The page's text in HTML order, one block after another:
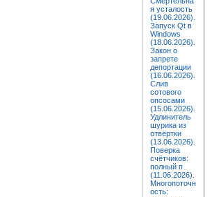
я усталость
(19.06.2026).
Запуск Qt в
Windows
(18.06.2026).
Закон о
запрете
депортации
(16.06.2026).
Слив
сотового
опсосами
(15.06.2026).
Удлинитель
шурика из
отвёртки
(13.06.2026).
Поверка
счётчиков:
полный п
(11.06.2026).
Многопоточн
ость: